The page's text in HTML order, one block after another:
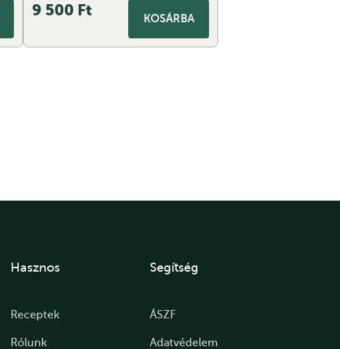
9 500 Ft KOSÁRBA
Hasznos
Receptek
Rólunk
Segítség
ÁSZF
Adatvédelem